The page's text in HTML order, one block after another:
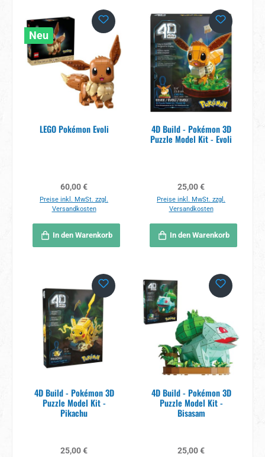
Neu
LEGO Pokémon Evoli
Regulärer Preis:
60,00 €
Preise inkl. MwSt. zzgl.
Versandkosten
In den Warenkorb
4D Build - Pokémon 3D
Puzzle Model Kit - Evoli
Regulärer Preis:
25,00 €
Preise inkl. MwSt. zzgl.
Versandkosten
In den Warenkorb
4D Build - Pokémon 3D
Puzzle Model Kit -
Pikachu
Regulärer Preis:
25,00 €
4D Build - Pokémon 3D
Puzzle Model Kit -
Bisasam
Regulärer Preis:
25,00 €